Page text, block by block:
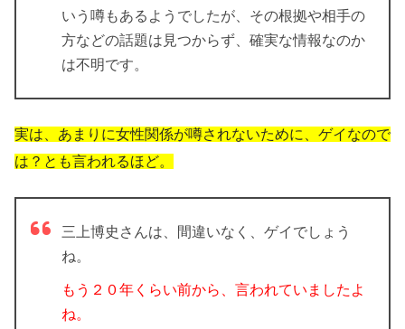
いう噂もあるようでしたが、その根拠や相手の
方などの話題は見つからず、確実な情報なのか
は不明です。
実は、あまりに女性関係が噂されないために、ゲイなので
は？とも言われるほど。
三上博史さんは、間違いなく、ゲイでしょう
ね。
もう２０年くらい前から、言われていましたよ
ね。